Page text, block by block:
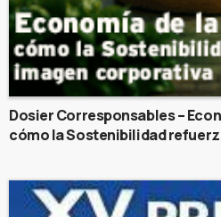
Dosier Corresponsables –
cómo la Sostenibilidad